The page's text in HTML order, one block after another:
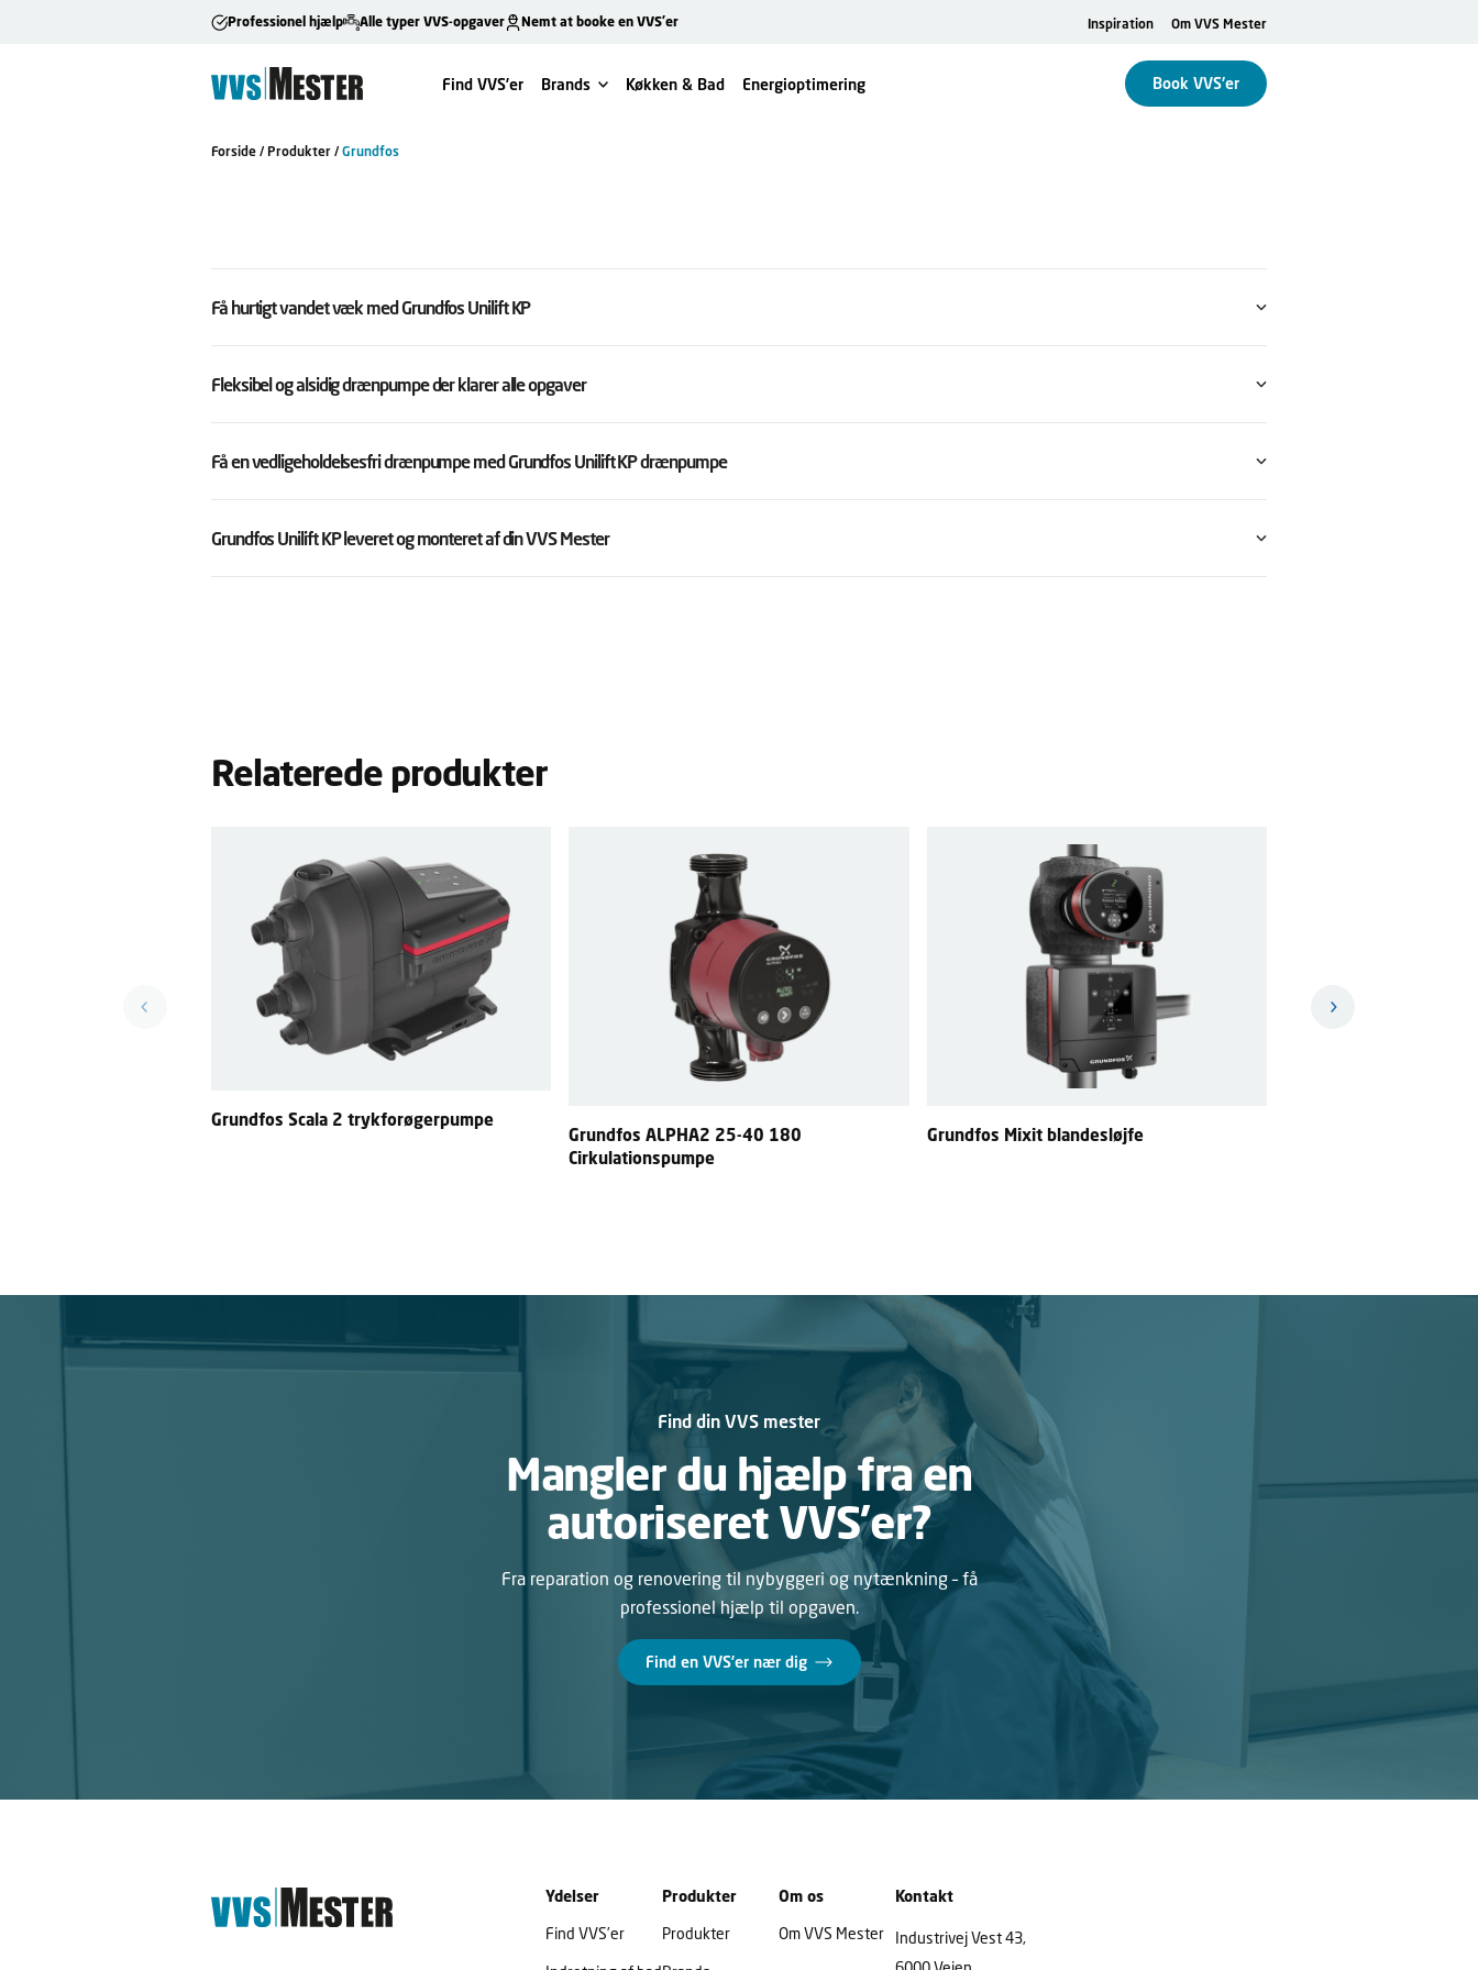
Professionel hjælp Alle typer VVS-opgaver Nemt at booke en VVS’er Inspiration Om VVS Mester
Find VVS’er Brands Køkken & Bad Energioptimering Book VVS'er
Forside / Produkter / Grundfos
Få hurtigt vandet væk med Grundfos Unilift KP
Fleksibel og alsidig drænpumpe der klarer alle opgaver
Få en vedligeholdelsesfri drænpumpe med Grundfos Unilift KP drænpumpe
Grundfos Unilift KP leveret og monteret af din VVS Mester
Relaterede produkter
Grundfos Scala 2 trykforøgerpumpe
Grundfos ALPHA2 25-40 180
Cirkulationspumpe
Grundfos Mixit blandesløjfe
Find din VVS mester
Mangler du hjælp fra en
autoriseret VVS’er?
Fra reparation og renovering til nybyggeri og nytænkning – få
professionel hjælp til opgaven.
Find en VVS’er nær dig
Ydelser
Find VVS’er
Produkter
Produkter
Om os
Om VVS Mester
Kontakt
Industrivej Vest 43,